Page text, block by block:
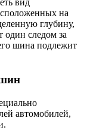
вид
на
глубину,
один следом за
шина подлежит
автомобилей,